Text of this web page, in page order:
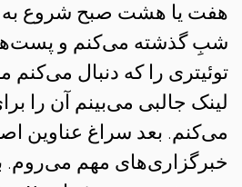
هفت یا هشت صبح شروع به
توئیتری را که دنبال
لینک جالبی می‌بینم آن را
می‌کنم. بعد سراغ عناوین
خبرگزاری‌های مهم می‌روم. با